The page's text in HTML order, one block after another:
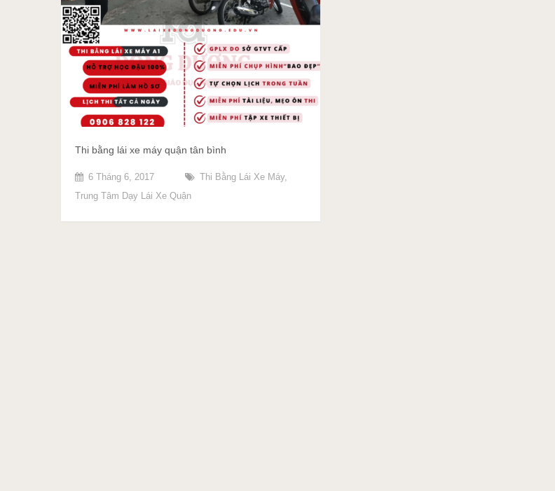
Thi bằng lái xe máy quận tân bình
6 Tháng 6, 2017 Thi Bằng Lái Xe Máy,
Trung Tâm Dạy Lái Xe Quận